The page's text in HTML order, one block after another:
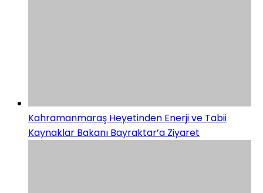
Kahramanmaraş Heyetinden Enerji ve Tabii
Kaynaklar Bakanı Bayraktar’a Ziyaret